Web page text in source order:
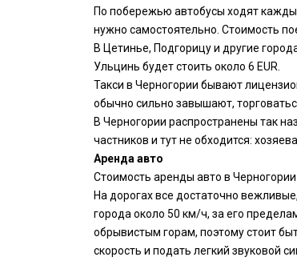
По побережью автобусы ходят
нужно самостоятельно. Стоимость
В Цетинье, Подгорицу и другие
Ульцинь будет стоить около 6 EUR.
Такси в Черногории бывают
обычно сильно завышают,
В Черногории распространены так
частников и тут не обходится:
Аренда авто
Стоимость аренды авто в
На дорогах все достаточно
города около 50 км/ч, за его
обрывистым горам, поэтому стоит
скорость и подать легкий звуковой